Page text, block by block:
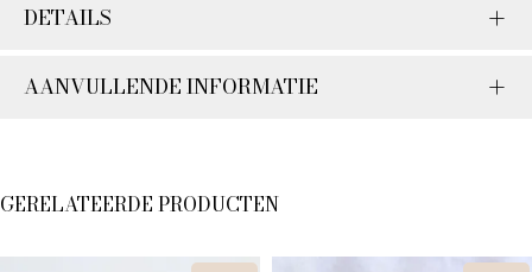
DETAILS
AANVULLENDE INFORMATIE
GERELATEERDE PRODUCTEN